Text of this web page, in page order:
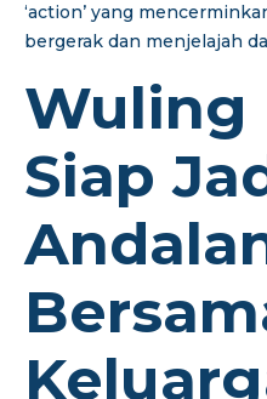
‘action’ yang
bergerak dan menjelajah
Wuling
Siap